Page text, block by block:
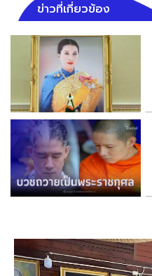
ข่าวที่เกี่ยวข้อง